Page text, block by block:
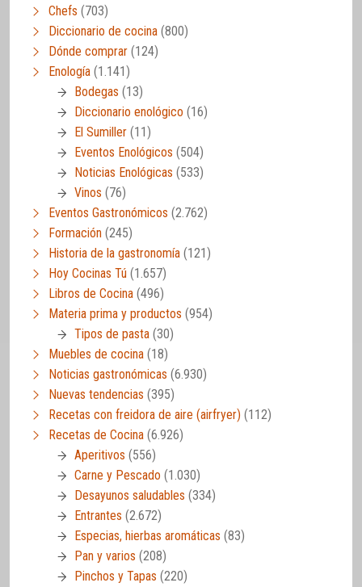
Chefs (703)
Diccionario de cocina (800)
Dónde comprar (124)
Enología (1.141)
Bodegas (13)
Diccionario enológico (16)
El Sumiller (11)
Eventos Enológicos (504)
Noticias Enológicas (533)
Vinos (76)
Eventos Gastronómicos (2.762)
Formación (245)
Historia de la gastronomía (121)
Hoy Cocinas Tú (1.657)
Libros de Cocina (496)
Materia prima y productos (954)
Tipos de pasta (30)
Muebles de cocina (18)
Noticias gastronómicas (6.930)
Nuevas tendencias (395)
Recetas con freidora de aire (airfryer) (112)
Recetas de Cocina (6.926)
Aperitivos (556)
Carne y Pescado (1.030)
Desayunos saludables (334)
Entrantes (2.672)
Especias, hierbas aromáticas (83)
Pan y varios (208)
Pinchos y Tapas (220)